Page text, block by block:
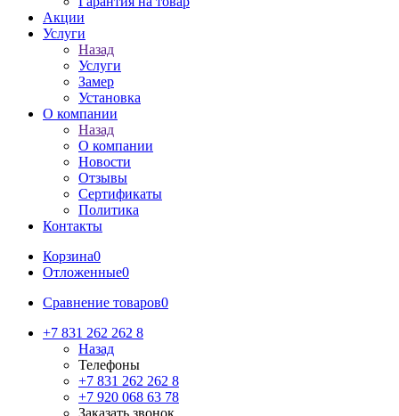
Акции
Услуги
Назад
Услуги
Замер
Установка
О компании
Назад
О компании
Новости
Отзывы
Сертификаты
Политика
Контакты
Корзина0
Отложенные0
Сравнение товаров0
+7 831 262 262 8
Назад
Телефоны
+7 831 262 262 8
+7 920 068 63 78
Заказать звонок